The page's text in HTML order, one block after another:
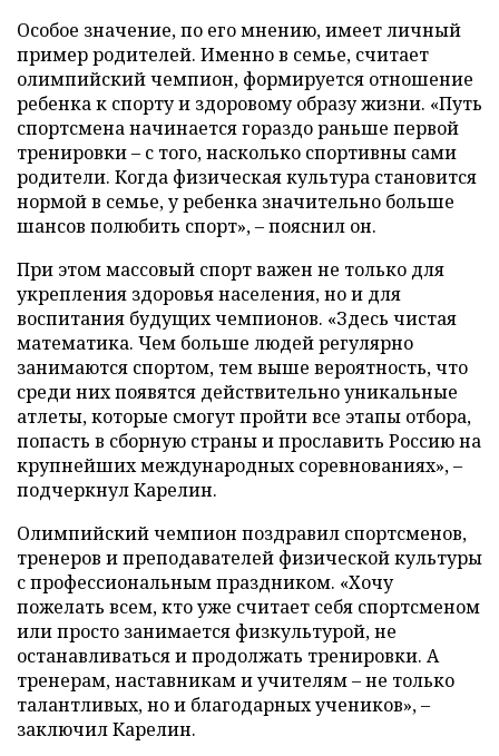
Особое значение, по его мнению, имеет личный
пример родителей. Именно в семье, считает
олимпийский чемпион, формируется отношение
ребенка к спорту и здоровому образу жизни. «Путь
спортсмена начинается гораздо раньше первой
тренировки – с того, насколько спортивны сами
родители. Когда физическая культура становится
нормой в семье, у ребенка значительно больше
шансов полюбить спорт», – пояснил он.
При этом массовый спорт важен не только для
укрепления здоровья населения, но и для
воспитания будущих чемпионов. «Здесь чистая
математика. Чем больше людей регулярно
занимаются спортом, тем выше вероятность, что
среди них появятся действительно уникальные
атлеты, которые смогут пройти все этапы отбора,
попасть в сборную страны и прославить Россию на
крупнейших международных соревнованиях», –
подчеркнул Карелин.
Олимпийский чемпион поздравил спортсменов,
тренеров и преподавателей физической культуры
с профессиональным праздником. «Хочу
пожелать всем, кто уже считает себя спортсменом
или просто занимается физкультурой, не
останавливаться и продолжать тренировки. А
тренерам, наставникам и учителям – не только
талантливых, но и благодарных учеников», –
заключил Карелин.